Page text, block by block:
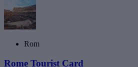
Rom
Rome Tourist Card